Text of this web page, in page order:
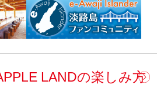
LANDの楽しみ方